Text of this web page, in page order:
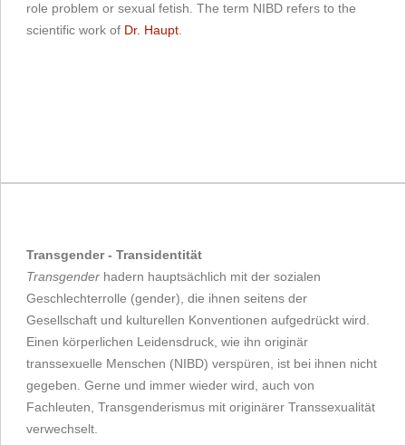
role problem or sexual fetish. The term NIBD refers to the
scientific work of Dr. Haupt
Transgender - Transidentität
Transgender hadern hauptsächlich mit der sozialen
Geschlechterrolle (gender), die ihnen seitens der
Gesellschaft und kulturellen Konventionen aufgedrückt wird.
Einen körperlichen Leidensdruck, wie ihn originär
transsexuelle Menschen (NIBD) verspüren, ist bei ihnen nicht
gegeben. Gerne und immer wieder wird, auch von
Fachleuten, Transgenderismus mit originärer Transsexualität
verwechselt.